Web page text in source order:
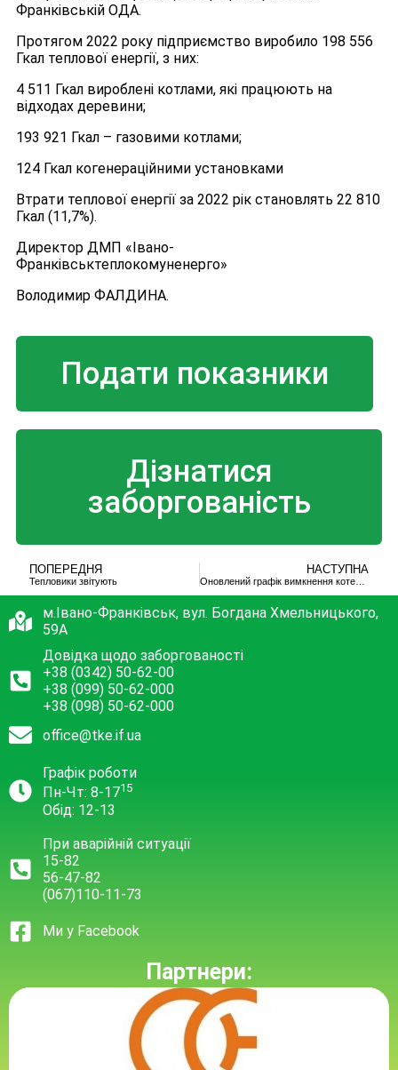
Франківській ОДА.
Протягом 2022 року підприємство виробило 198 556
Гкал теплової енергії, з них:
4 511 Гкал вироблені котлами, які працюють на
відходах деревини;
193 921 Гкал – газовими котлами;
124 Гкал когенераційними установками
Втрати теплової енергії за 2022 рік становлять 22 810
Гкал (11,7%).
Директор ДМП «Івано-
Франківськтеплокомуненерго»
Володимир ФАЛДИНА.
Подати показники
Дізнатися
заборгованість
ПОПЕРЕДНЯ
Тепловики звітують
НАСТУПНА
Оновлений графік вимкнення котелень
м.Івано-Франківськ, вул. Богдана Хмельницького,
59А
Довідка щодо заборгованості
+38 (0342) 50-62-00
+38 (099) 50-62-000
+38 (098) 50-62-000
office@tke.if.ua
Графік роботи
Пн-Чт: 8-1715
Обід: 12-13
При аварійній ситуації
15-82
56-47-82
(067)110-11-73
Ми у Facebook
Партнери: